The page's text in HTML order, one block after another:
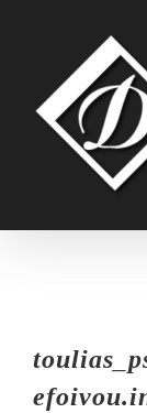
content